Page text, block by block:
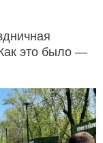
это было —